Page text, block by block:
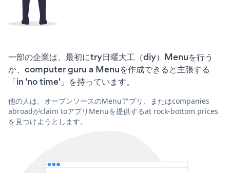
一部の企業は、最初にtry日曜大工（diy）Menuを行う
か、computer guru a Menuを作成できると主張する
「in 'no time'」を持っています。
他の人は、オープンソースのMenuアプリ、またはcompanies
abroadがclaim toアプリMenuを提供するat rock-bottom prices
を見つけようとします。